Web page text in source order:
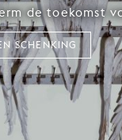
de toekomst
SCHENKING